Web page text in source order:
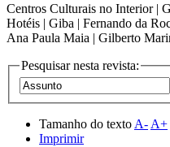
Centros Culturais no Interior |
Hotéis | Giba | Fernando da
Ana Paula Maia | Gilberto
Pesquisar nesta revista:
Tamanho do texto A- A+
Imprimir